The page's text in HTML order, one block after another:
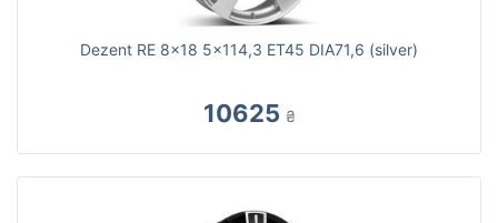
Dezent RE 8x18 5x114,3 ET45 DIA71,6 (silver)
10625 ₴